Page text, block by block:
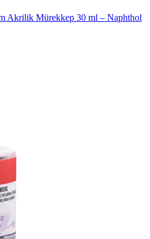
Akrilik Mürekkep 30 ml – Naphthol